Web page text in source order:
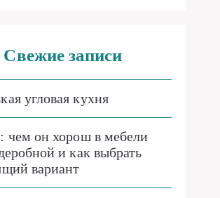
Свежие записи
угловая кухня
чем он хорош в мебели
и как выбрать
вариант